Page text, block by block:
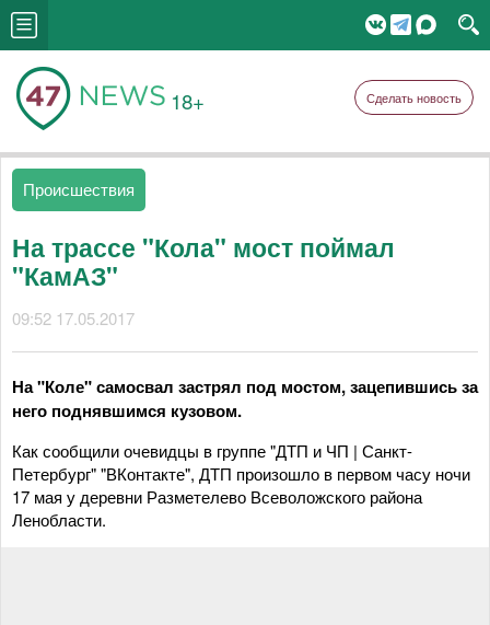
18+ Сделать новость
Происшествия
На трассе "Кола" мост поймал
"КамАЗ"
09:52 17.05.2017
На "Коле" самосвал застрял под мостом, зацепившись за
него поднявшимся кузовом.
Как сообщили очевидцы в группе "ДТП и ЧП | Санкт-
Петербург" "ВКонтакте", ДТП произошло в первом часу ночи
17 мая у деревни Разметелево Всеволожского района
Ленобласти.